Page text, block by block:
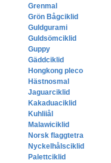
Grenmal
Grön Bågciklid
Guldgurami
Guldsömciklid
Guppy
Gäddciklid
Hongkong pleco
Hästnosmal
Jaguarciklid
Kakaduaciklid
Kuhliiål
Malawiciklid
Norsk flaggtetra
Nyckelhålsciklid
Palettciklid